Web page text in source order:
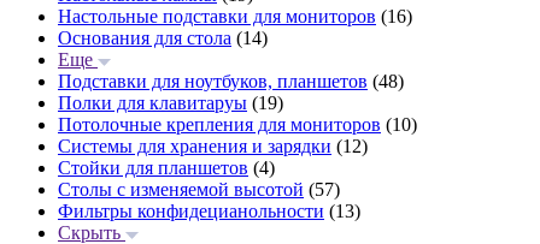
Настольные подставки для мониторов (16)
Основания для стола (14)
Еще
Подставки для ноутбуков, планшетов (48)
Полки для клавитаруы (19)
Потолочные крепления для мониторов (10)
Системы для хранения и зарядки (12)
Стойки для планшетов (4)
Столы с изменяемой высотой (57)
Фильтры конфидецианольности (13)
Скрыть